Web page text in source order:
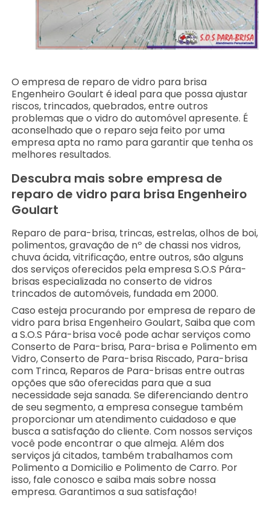
O empresa de reparo de vidro para brisa
Engenheiro Goulart é ideal para que possa ajustar
riscos, trincados, quebrados, entre outros
problemas que o vidro do automóvel apresente. É
aconselhado que o reparo seja feito por uma
empresa apta no ramo para garantir que tenha os
melhores resultados.
Descubra mais sobre empresa de
reparo de vidro para brisa Engenheiro
Goulart
Reparo de para-brisa, trincas, estrelas, olhos de boi,
polimentos, gravação de nº de chassi nos vidros,
chuva ácida, vitrificação, entre outros, são alguns
dos serviços oferecidos pela empresa S.O.S Pára-
brisas especializada no conserto de vidros
trincados de automóveis, fundada em 2000.
Caso esteja procurando por empresa de reparo de
vidro para brisa Engenheiro Goulart, Saiba que com
a S.O.S Pára-brisa você pode achar serviços como
Conserto de Para-brisa, Para-brisa e Polimento em
Vidro, Conserto de Para-brisa Riscado, Para-brisa
com Trinca, Reparos de Para-brisas entre outras
opções que são oferecidas para que a sua
necessidade seja sanada. Se diferenciando dentro
de seu segmento, a empresa consegue também
proporcionar um atendimento cuidadoso e que
busca a satisfação do cliente. Com nossos serviços
você pode encontrar o que almeja. Além dos
serviços já citados, também trabalhamos com
Polimento a Domicilio e Polimento de Carro. Por
isso, fale conosco e saiba mais sobre nossa
empresa. Garantimos a sua satisfação!